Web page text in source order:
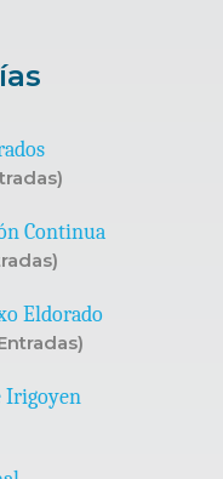
Continua
Eldorado
Irigoyen